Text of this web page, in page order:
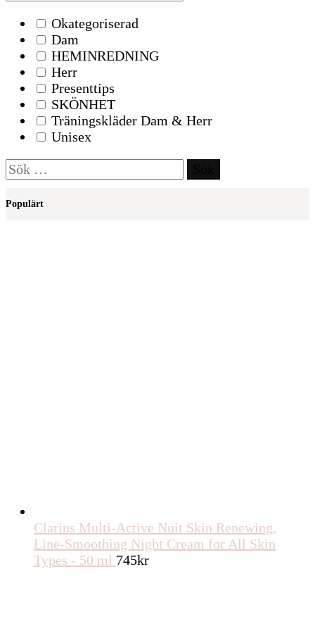
Okategoriserad
Dam
HEMINREDNING
Herr
Presenttips
SKÖNHET
Träningskläder Dam & Herr
Unisex
Sök
efter:
Populärt
Clarins Multi-Active Nuit Skin Renewing,
Line-Smoothing Night Cream for All Skin
Types - 50 ml 745kr